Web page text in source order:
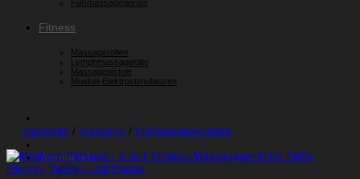
Fußmassagegeräte
Fitness
Massagerollen
Lymphmassageräte
Massagepistole
Muskel-Elektrostimulatoren
Warenkorb
startseite / massage / fußmassagegeräte